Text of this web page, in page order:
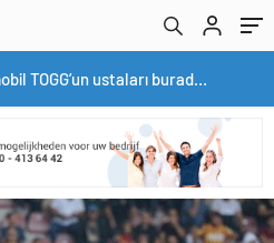
Yerli otomobil TOGG’un ustaları burada yetişecek